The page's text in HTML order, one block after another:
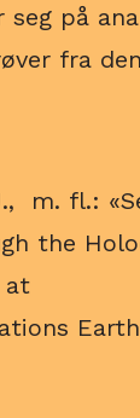
på
fra
m. fl.:
the
at